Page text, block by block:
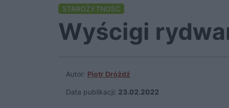
STAROŻYTNOŚĆ
Wyścigi
Autor: Piotr Dróżdż
Data publikacji: 23.02.2022